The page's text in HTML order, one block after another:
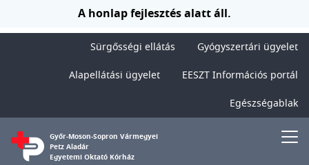
Ugrás a tartalomraA honlap fejlesztés alatt áll.
Sürgősségi ellátás
Gyógyszertári ügyelet
Alapellátási ügyelet
EESZT Információs portál
Egészségablak
Győr-Moson-Sopron Vármegyei
Petz Aladár
Egyetemi Oktató Kórház